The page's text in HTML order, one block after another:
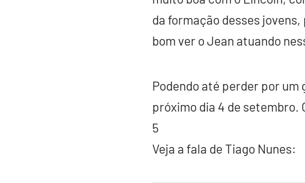
da formação desses
bom ver o Jean atuando
Podendo até perder por um
próximo dia 4 de setembro.
5
Veja a fala de Tiago Nunes: